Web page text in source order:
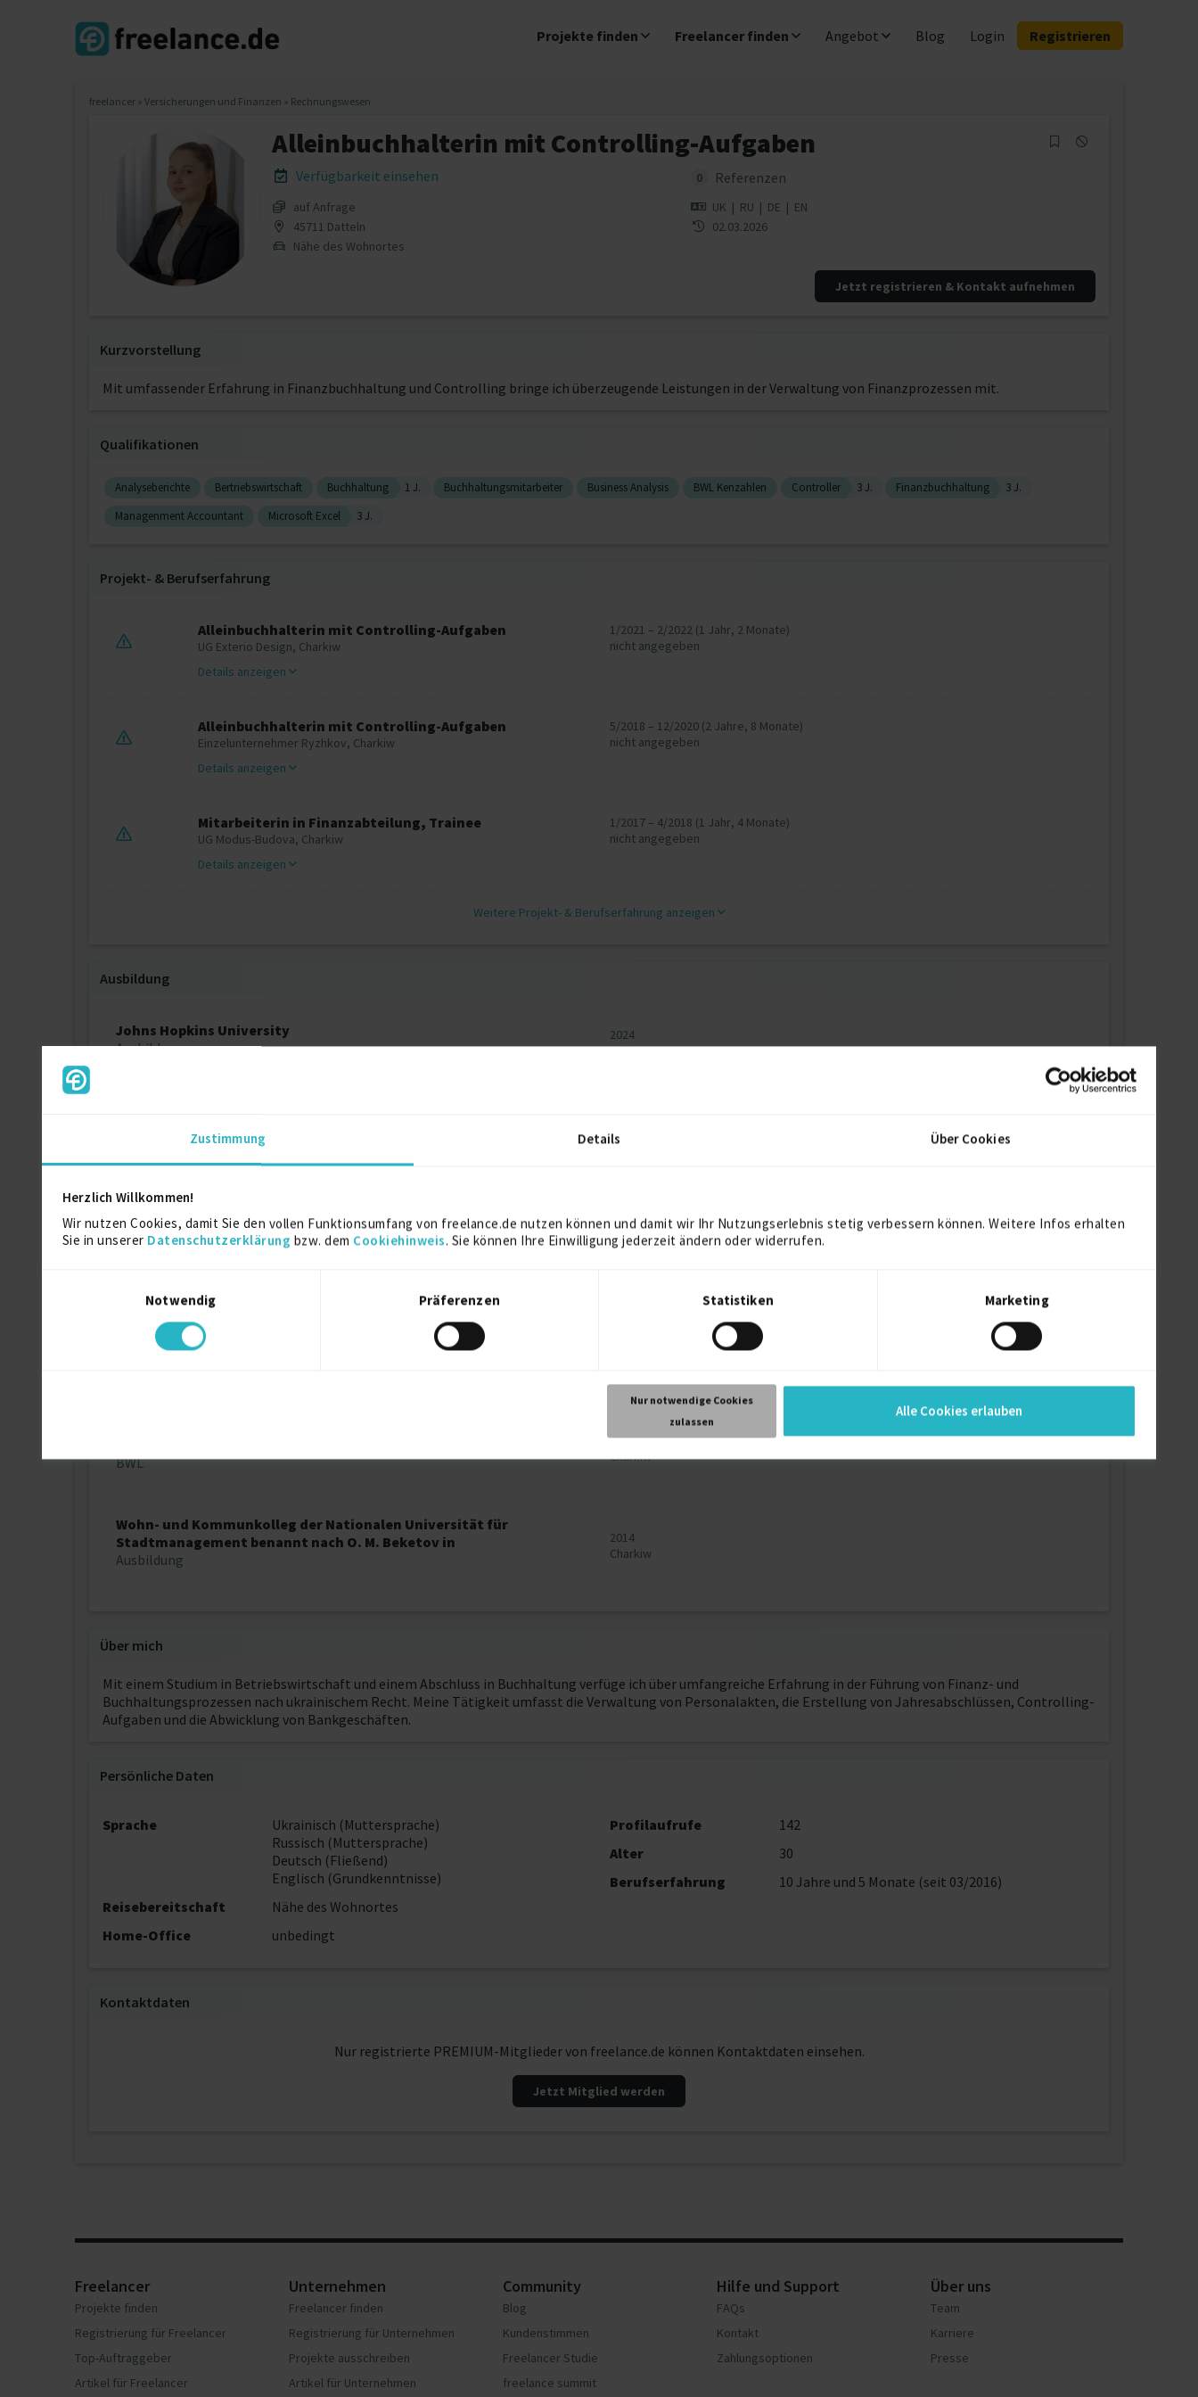
Zustimmung Details Über Cookies
Herzlich Willkommen!
Wir nutzen Cookies, damit Sie den vollen Funktionsumfang von freelance.de nutzen können und damit wir Ihr Nutzungserlebnis stetig verbessern können. Weitere Infos erhalten
Sie in unserer Datenschutzerklärung bzw. dem Cookiehinweis. Sie können Ihre Einwilligung jederzeit ändern oder widerrufen.
Notwendig
Präferenzen Statistiken Marketing
Nur notwendige Cookies
zulassen
Alle Cookies erlauben
Projekte finden Freelancer finden Angebot Blog Login Registrieren
freelancer » Versicherungen und Finanzen » Rechnungswesen
Alleinbuchhalterin mit Controlling-Aufgaben
Verfügbarkeit einsehen 0 Referenzen
auf Anfrage
45711 Datteln
Nähe des Wohnortes
UK | RU | DE | EN
02.03.2026
Jetzt registrieren & Kontakt aufnehmen
Kurzvorstellung
Mit umfassender Erfahrung in Finanzbuchhaltung und Controlling bringe ich überzeugende Leistungen in der Verwaltung von Finanzprozessen mit.
Qualifikationen
Analyseberichte Bertriebswirtschaft Buchhaltung 1 J. Buchhaltungsmitarbeiter Business Analysis BWL Kenzahlen Controller 3 J. Finanzbuchhaltung
3 J.
Managenment Accountant
Microsoft Excel 3 J.
Projekt‐ & Berufserfahrung
Alleinbuchhalterin mit Controlling-Aufgaben
UG Exterio Design, Charkiw
1/2021 – 2/2022 (1 Jahr, 2 Monate)
nicht angegeben
Details anzeigen
Alleinbuchhalterin mit Controlling-Aufgaben
Einzelunternehmer Ryzhkov, Charkiw
5/2018 – 12/2020 (2 Jahre, 8 Monate)
nicht angegeben
Details anzeigen
Mitarbeiterin in Finanzabteilung, Trainee
UG Modus-Budova, Charkiw
1/2017 – 4/2018 (1 Jahr, 4 Monate)
nicht angegeben
Details anzeigen
Weitere Projekt‐ & Berufserfahrung anzeigen
Ausbildung
Johns Hopkins University
Ausbildung
2024
Online
Online
Macquarie University Sydney, Australia
Ausbildung
Finanzakademie Aktiv
BWL
2018
Charkiw
Wohn- und Kommunkolleg der Nationalen Universität für
Stadtmanagement benannt nach O. M. Beketov in
Ausbildung
2014
Charkiw
Über mich
Mit einem Studium in Betriebswirtschaft und einem Abschluss in Buchhaltung verfüge ich über umfangreiche Erfahrung in der Führung von Finanz- und
Buchhaltungsprozessen nach ukrainischem Recht. Meine Tätigkeit umfasst die Verwaltung von Personalakten, die Erstellung von Jahresabschlüssen, Controlling-
Aufgaben und die Abwicklung von Bankgeschäften.
Persönliche Daten
Sprache
Ukrainisch (Muttersprache)
Russisch (Muttersprache)
Deutsch (Fließend)
Englisch (Grundkenntnisse)
Reisebereitschaft
Nähe des Wohnortes
Home-Office
unbedingt
Profilaufrufe
142
Alter
30
Berufserfahrung
10 Jahre und 5 Monate (seit 03/2016)
Kontaktdaten
Nur registrierte PREMIUM-Mitglieder von freelance.de können Kontaktdaten einsehen.
Jetzt Mitglied werden
Freelancer
Projekte finden
Registrierung für Freelancer
Top-Auftraggeber
Artikel für Freelancer
Unternehmen
Freelancer finden
Registrierung für Unternehmen
Projekte ausschreiben
Artikel für Unternehmen
Community
Blog
Kundenstimmen
Freelancer Studie
freelance summit
Hilfe und Support
FAQs
Kontakt
Zahlungsoptionen
Über uns
Team
Karriere
Presse